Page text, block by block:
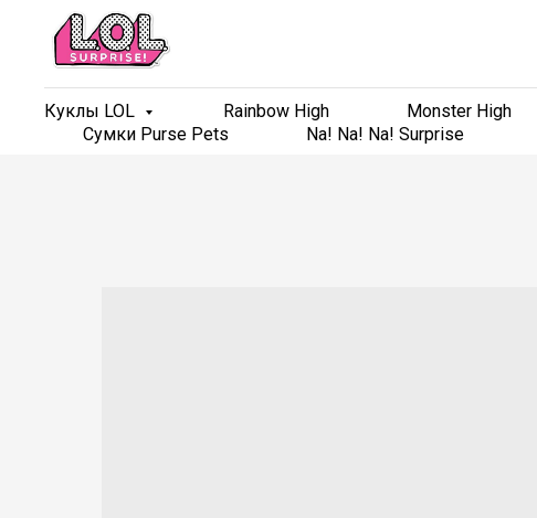
Куклы LOL Rainbow High Monster High
Сумки Purse Pets
Na! Na! Na! Surprise
Куклы LOL Rainbow High Monster High
Сумки Purse Pets
Na! Na! Na! Surprise